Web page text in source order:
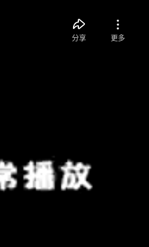
分享 更多